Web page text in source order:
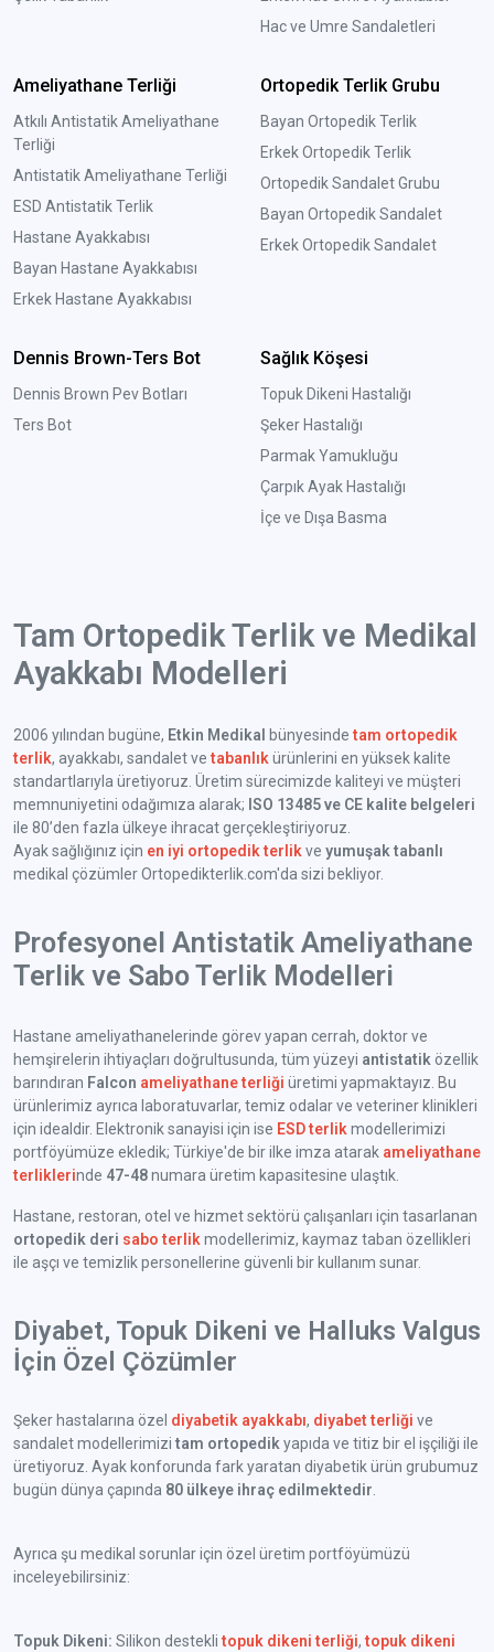
Hac ve Umre Sandaletleri
Ameliyathane Terliği
Atkılı Antistatik Ameliyathane
Terliği
Antistatik Ameliyathane Terliği
ESD Antistatik Terlik
Hastane Ayakkabısı
Bayan Hastane Ayakkabısı
Erkek Hastane Ayakkabısı
Ortopedik Terlik Grubu
Bayan Ortopedik Terlik
Erkek Ortopedik Terlik
Ortopedik Sandalet Grubu
Bayan Ortopedik Sandalet
Erkek Ortopedik Sandalet
Dennis Brown-Ters Bot
Dennis Brown Pev Botları
Ters Bot
Sağlık Köşesi
Topuk Dikeni Hastalığı
Şeker Hastalığı
Parmak Yamukluğu
Çarpık Ayak Hastalığı
İçe ve Dışa Basma
Tam Ortopedik Terlik ve Medikal
Ayakkabı Modelleri
2006 yılından bugüne, Etkin Medikal bünyesindetam ortopedik
terlik, ayakkabı, sandalet vetabanlık ürünlerini en yüksek kalite
standartlarıyla üretiyoruz. Üretim sürecimizde kaliteyi ve müşteri
memnuniyetini odağımıza alarak; ISO 13485 ve CE kalite belgeleri
ile 80’den fazla ülkeye ihracat gerçekleştiriyoruz.
Ayak sağlığınız için en iyi ortopedik terlik ve yumuşak tabanlı
medikal çözümler Ortopedikterlik.com'da sizi bekliyor.
Profesyonel Antistatik Ameliyathane
Terlik ve Sabo Terlik Modelleri
Hastane ameliyathanelerinde görev yapan cerrah, doktor ve
hemşirelerin ihtiyaçları doğrultusunda, tüm yüzeyi antistatik özellik
barındıran Falcon ameliyathane terliği üretimi yapmaktayız. Bu
ürünlerimiz ayrıca laboratuvarlar, temiz odalar ve veteriner klinikleri
için idealdir. Elektronik sanayisi için ise ESD terlik modellerimizi
portföyümüze ekledik; Türkiye'de bir ilke imza atarak ameliyathane
terliklerinde 47-48numara üretim kapasitesine ulaştık.
Hastane, restoran, otel ve hizmet sektörü çalışanları için tasarlanan
ortopedik deri sabo terlik modellerimiz, kaymaz taban özellikleri
ile aşçı ve temizlik personellerine güvenli bir kullanım sunar.
Diyabet, Topuk Dikeni ve Halluks Valgus
İçin Özel Çözümler
Şeker hastalarına özel diyabetik ayakkabı, diyabet terliği ve
sandalet modellerimizi tam ortopedik yapıda ve titiz bir el işçiliği ile
üretiyoruz. Ayak konforunda fark yaratan diyabetik ürün grubumuz
bugün dünya çapında 80 ülkeye ihraç edilmektedir
Ayrıca şu medikal sorunlar için özel üretim portföyümüzü
inceleyebilirsiniz:
Topuk Dikeni: Silikon desteklitopuk dikeni terliği,topuk dikeni